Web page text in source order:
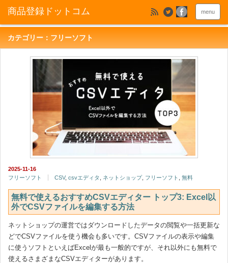
menu
カテゴリー：フリーソフト
2025-11-16
フリーソフト
CSV, csvエディタ ネットショップ, フリーソフト 無料
無料で使えるおすすめCSVエディター トップ3: Excel以
外でCSVファイルを編集する方法
ネットショップの運営ではダウンロードしたデータの閲覧や一括更新な
どでCSVファイルを使う機会も多いです。CSVファイルの表示や編集
に使うソフトといえばExcelが最も一般的ですが、それ以外にも無料で
使えるさまざまなCSVエディターがあります。